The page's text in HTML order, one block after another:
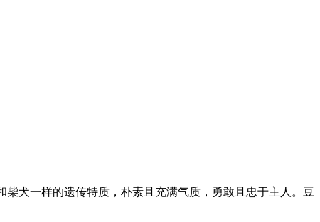
犬一样的遗传特质，朴素且充满气质，勇敢且忠于主人。豆